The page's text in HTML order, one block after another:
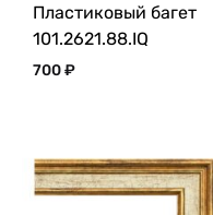
Пластиковый багет
101.2621.88.IQ
700₽